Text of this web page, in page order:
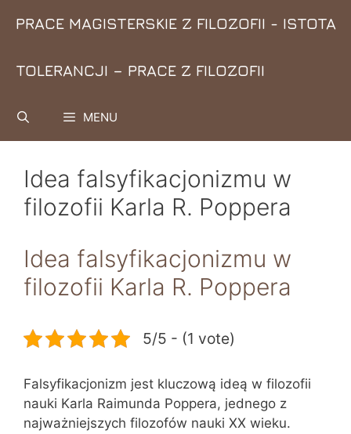
PRACE MAGISTERSKIE Z FILOZOFII - ISTOTA
TOLERANCJI – PRACE Z FILOZOFII
MENU
Idea falsyfikacjonizmu w
filozofii Karla R. Poppera
Idea falsyfikacjonizmu w
filozofii Karla R. Poppera
5/5 - (1 vote)
Falsyfikacjonizm jest kluczową ideą w filozofii
nauki Karla Raimunda Poppera, jednego z
najważniejszych filozofów nauki XX wieku.